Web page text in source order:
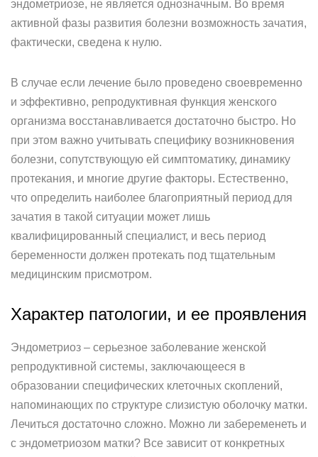
эндометриозе, не является однозначным. Во время
активной фазы развития болезни возможность зачатия,
фактически, сведена к нулю.
В случае если лечение было проведено своевременно
и эффективно, репродуктивная функция женского
организма восстанавливается достаточно быстро. Но
при этом важно учитывать специфику возникновения
болезни, сопутствующую ей симптоматику, динамику
протекания, и многие другие факторы. Естественно,
что определить наиболее благоприятный период для
зачатия в такой ситуации может лишь
квалифицированный специалист, и весь период
беременности должен протекать под тщательным
медицинским присмотром.
Характер патологии, и ее проявления
Эндометриоз – серьезное заболевание женской
репродуктивной системы, заключающееся в
образовании специфических клеточных скоплений,
напоминающих по структуре слизистую оболочку матки.
Лечиться достаточно сложно. Можно ли забеременеть и
с эндометриозом матки? Все зависит от конкретных